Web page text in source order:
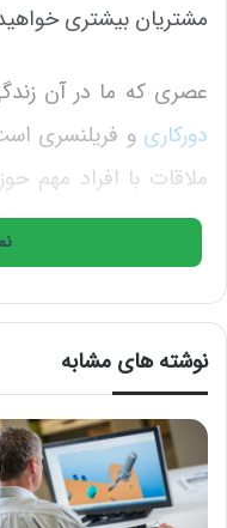
مشتریان بیشتری
عصری که ما در آن
دورکاری و فریلنسری
ملاقات با افراد مهم
عمل به خرج بدهید.
کار کنید، هرگز امکان
داشت. پیدا کردن
همچنین ارتقای
ما در این مقاله قصد
بگذاریم. با
فریلنسری را
نوشته های مشابه